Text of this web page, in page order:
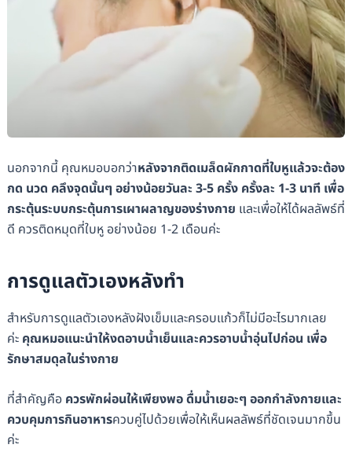
นอกจากนี้ คุณหมอบอกว่าหลังจากติดเมล็ดผักกาดที่ใบหูแล้วจะต้อง
กด นวด คลึงจุดนั้นๆ อย่างน้อยวันละ 3-5 ครั้ง ครั้งละ 1-3 นาที เพื่อ
กระตุ้นระบบกระตุ้นการเผาผลาญของร่างกาย และเพื่อให้ได้ผลลัพธ์ที่
ดี ควรติดหมุดที่ใบหู อย่างน้อย 1-2 เดือนค่ะ
การดูแลตัวเองหลังทำ
สำหรับการดูแลตัวเองหลังฝังเข็มและครอบแก้วก็ไม่มีอะไรมากเลย
ค่ะ คุณหมอแนะนำให้งดอาบน้ำเย็นและควรอาบน้ำอุ่นไปก่อน เพื่อ
รักษาสมดุลในร่างกาย
ที่สำคัญคือ ควรพักผ่อนให้เพียงพอ ดื่มน้ำเยอะๆ ออกกำลังกายและ
ควบคุมการกินอาหารควบคู่ไปด้วยเพื่อให้เห็นผลลัพธ์ที่ชัดเจนมากขึ้น
ค่ะ